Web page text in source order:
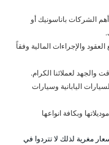
الشركات باناسونيك أو
والإجراءات المالية وفقاً
لعملائنا الكرام.
اليابانية وسيارات
وبكافة انواعها
مغرية لذلك لا تتردوا في